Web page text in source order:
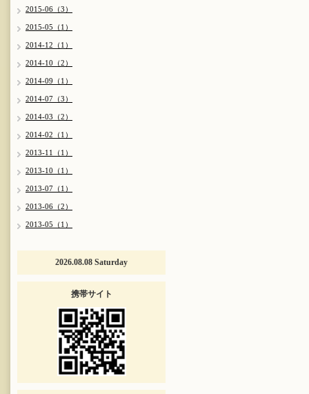
2015-06（3）
2015-05（1）
2014-12（1）
2014-10（2）
2014-09（1）
2014-07（3）
2014-03（2）
2014-02（1）
2013-11（1）
2013-10（1）
2013-07（1）
2013-06（2）
2013-05（1）
2026.08.08 Saturday
携帯サイト